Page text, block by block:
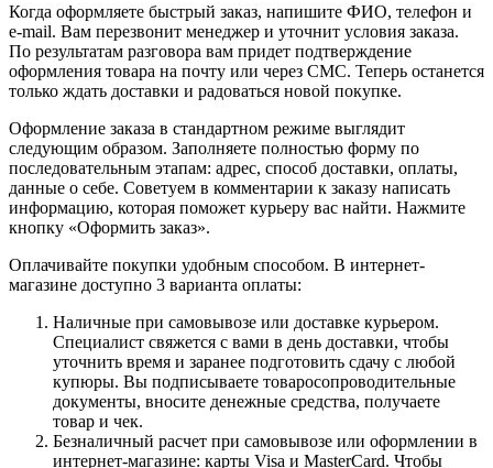
Когда оформляете быстрый заказ, напишите ФИО, телефон и
e-mail. Вам перезвонит менеджер и уточнит условия заказа.
По результатам разговора вам придет подтверждение
оформления товара на почту или через СМС. Теперь останется
только ждать доставки и радоваться новой покупке.
Оформление заказа в стандартном режиме выглядит
следующим образом. Заполняете полностью форму по
последовательным этапам: адрес, способ доставки, оплаты,
данные о себе. Советуем в комментарии к заказу написать
информацию, которая поможет курьеру вас найти. Нажмите
кнопку «Оформить заказ».
Оплачивайте покупки удобным способом. В интернет-
магазине доступно 3 варианта оплаты:
Наличные при самовывозе или доставке курьером.
Специалист свяжется с вами в день доставки, чтобы
уточнить время и заранее подготовить сдачу с любой
купюры. Вы подписываете товаросопроводительные
документы, вносите денежные средства, получаете
товар и чек.
Безналичный расчет при самовывозе или оформлении в
интернет-магазине: карты Visa и MasterCard. Чтобы